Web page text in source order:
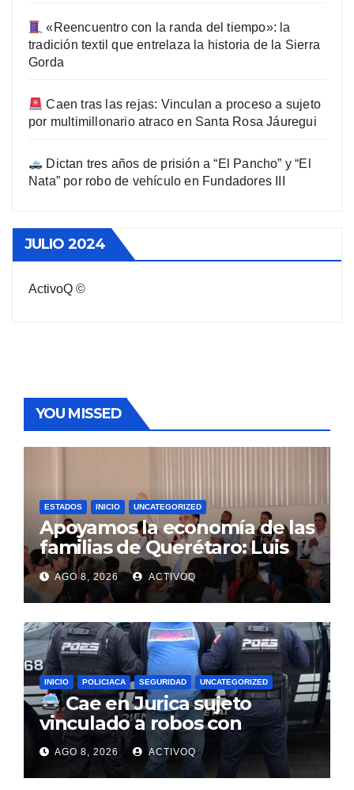
«Reencuentro con la randa del tiempo»: la
tradición textil que entrelaza la historia de la Sierra
Gorda
Caen tras las rejas: Vinculan a proceso a sujeto
por multimillonario atraco en Santa Rosa Jáuregui
Dictan tres años de prisión a “El Pancho” y “El
Nata” por robo de vehículo en Fundadores III
JULIO 2024
ActivoQ ©
YOU MISSED
ESTADOS INICIO UNCATEGORIZED
Apoyamos la economía de las
familias de Querétaro: Luis
Nava
AGO 8, 2026 ACTIVOQ
INICIO POLICIACA SEGURIDAD UNCATEGORIZED
Cae en Jurica sujeto
vinculado a robos con
violencia en negocios de
Querétaro y Guanajuato
AGO 8, 2026 ACTIVOQ